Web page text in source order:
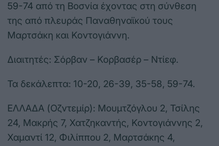
59-74 από τη Βοσνία έχοντας στη σύνθεση
της από πλευράς Παναθηναϊκού τους
Μαρτσάκη και Κοντογιάννη.
Διαιτητές: Σόρβαν – Κορβασέρ – Ντίεφ.
Τα δεκάλεπτα: 10-20, 26-39, 35-58, 59-74.
ΕΛΛΑΔΑ (Οζντεμίρ): Μουμτζόγλου 2, Τσίλης
24, Μακρής 7, Χατζηκαντής, Κοντογιάννης 2,
Χαμαντί 12, Φιλίππου 2, Μαρτσάκης 4,